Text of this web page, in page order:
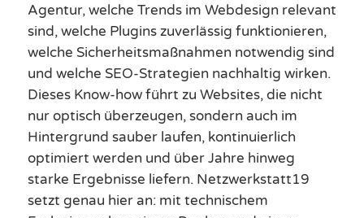
Agentur, welche Trends im Webdesign relevant
sind, welche Plugins zuverlässig funktionieren,
welche Sicherheitsmaßnahmen notwendig sind
und welche SEO-Strategien nachhaltig wirken.
Dieses Know-how führt zu Websites, die nicht
nur optisch überzeugen, sondern auch im
Hintergrund sauber laufen, kontinuierlich
optimiert werden und über Jahre hinweg
starke Ergebnisse liefern. Netzwerkstatt19
setzt genau hier an: mit technischem